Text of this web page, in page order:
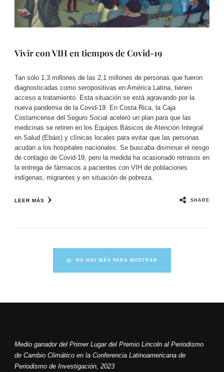
Vivir con VIH en tiempos de Covid-19​
Tan sólo 1,3 millones de las 2,1 millones de personas que fueron
diagnosticadas como seropositivas en América Latina, tienen
acceso a tratamiento. Esta situación se está agravando por la
nueva pandemia de la Covid-19. En Costa Rica, la Caja
Costarricense del Seguro Social aceleró un plan para que las
medicinas se retiren en los Equipos Básicos de Atención Integral
en Salud (Ebáis) y clínicas locales para evitar que las personas
acudan a los hospitales nacionales. Se buscaba disminuir el riesgo
de contagio de Covid-19, pero la medida ha ocasionado retrasos en
la entrega de fármacos a pacientes con VIH de poblaciones
indígenas, migrantes y en situación de pobreza.
LEER MÁS SHARE
NO HAY MÁS PARA MOSTRAR
Medio ganador del Primer Lugar del Premio Lincoln al Periodismo
de Cambio Climático en la Conferencia Latinoamericana de
Periodismo de Investigación, 2023